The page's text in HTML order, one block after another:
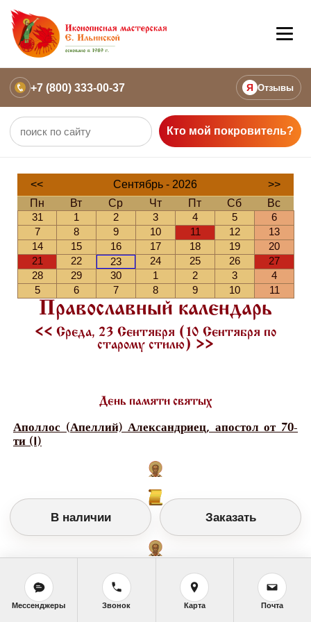
+7 (800) 333-00-37 Я Отзывы
Кто мой покровитель?
<< Сентябрь - 2026
>>
Пн
Вт Ср Чт Пт Сб
Вс
31
1 2 3 4 5
6
7
8 9 10 11 12
13
14
15 16 17 18 19
20
21
22 23 24 25 26
27
28
29 30 1 2 3
4
5
6 7 8 9 10 11
Православный календарь
<< Среда, 23 Сентября (10 Сентября по
старому стилю) >>
День памяти святых
Аполлос (Апеллий) Александриец, апостол от 70-
ти (I)
Варипсав, мученик (II)
Василий (Максимов), пресвитер,
священномученик (1937)
В наличии Заказать
Мессенджеры Звонок Карта Почта